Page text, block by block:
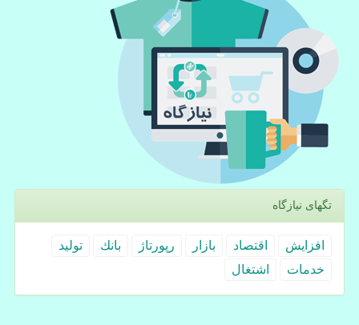
تگهای نیازگاه
افزایش اقتصاد بازار رپورتاژ بانك
تولید
خدمات
اشتغال